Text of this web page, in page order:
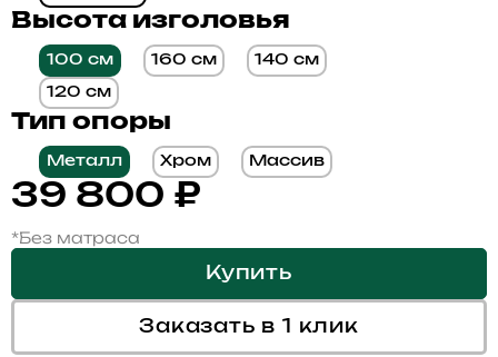
Высота изголовья
100 см 160 см 140 см
120 см
Тип опоры
Металл Хром Массив
39 800 ₽
*Без матраса
Купить
Заказать в 1 клик